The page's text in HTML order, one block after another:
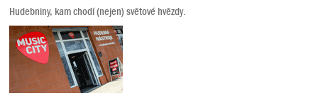
Hudebniny, kam chodí (nejen) světové hvězdy.